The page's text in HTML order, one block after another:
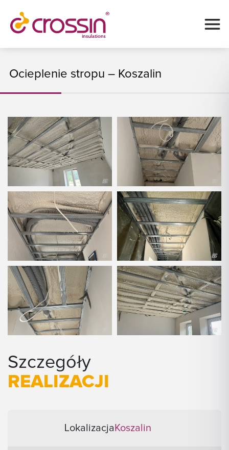
Ocieplenie stropu – Koszalin
Szczegóły
REALIZACJI
Lokalizacja Koszalin